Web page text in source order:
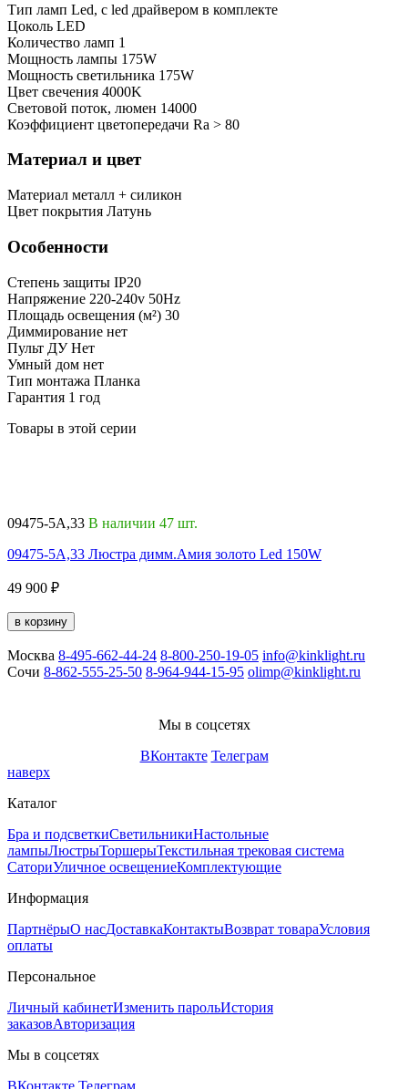
Тип ламп Led, с led драйвером в комплекте
Цоколь LED
Количество ламп 1
Мощность лампы 175W
Мощность светильника 175W
Цвет свечения 4000K
Световой поток, люмен 14000
Коэффициент цветопередачи Ra > 80
Материал и цвет
Mатериал металл + силикон
Цвет покрытия Латунь
Особенности
Степень защиты IP20
Напряжение 220-240v 50Hz
Площадь освещения (м²) 30
Диммирование нет
Пульт ДУНет
Умный дом нет
Тип монтажа Планка
Гарантия 1 год
Товары в этой серии
09475-5A,33 В наличии 47 шт.
09475-5A,33 Люстра димм.Амия золото Led 150W
49 900 ₽
в корзину
Москва 8-495-662-44-24 8-800-250-19-05 info@kinklight.ru
Сочи 8-862-555-25-50 8-964-944-15-95 olimp@kinklight.ru
Мы в соцсетях
ВКонтакте Телеграм
наверх
Каталог
Бра и подсветкиСветильникиНастольные
лампыЛюстрыТоршерыТекстильная трековая система
СаториУличное освещениеКомплектующие
Информация
ПартнёрыО насДоставкаКонтактыВозврат товараУсловия
оплаты
Персональное
Личный кабинетИзменить парольИстория
заказовАвторизация
Мы в соцсетях
ВКонтакте Телеграм